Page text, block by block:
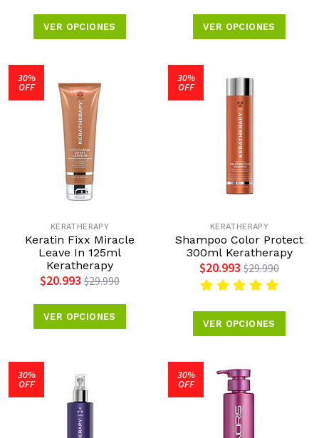
VER OPCIONES VER OPCIONES
30%
OFF
KERATHERAPY
Keratin Fixx Miracle
Leave In 125ml
Keratherapy
$20.993 $29.990
VER OPCIONES
30%
OFF
KERATHERAPY
Shampoo Color Protect
300ml Keratherapy
$20.993 $29.990
VER OPCIONES
30%
OFF
30%
OFF